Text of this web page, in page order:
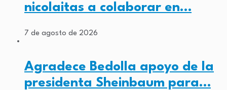
nicolaitas a colaborar en…
7 de agosto de 2026
Agradece Bedolla apoyo de la
presidenta Sheinbaum para…